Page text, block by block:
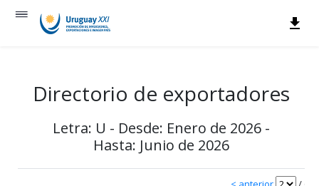
Directorio de exportadores
Letra: U - Desde: Enero de 2026 -
Hasta: Junio de 2026